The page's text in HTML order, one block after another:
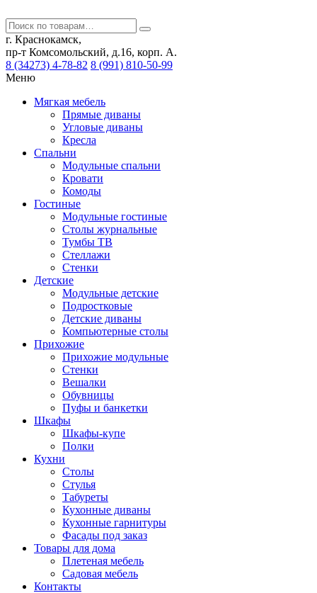
г. Краснокамск,
пр-т Комсомольский, д.16, корп. А.
8 (34273) 4-78-82 8 (991) 810-50-99
Меню
Мягкая мебель
Прямые диваны
Угловые диваны
Кресла
Спальни
Модульные спальни
Кровати
Комоды
Гостиные
Модульные гостиные
Столы журнальные
Тумбы ТВ
Стеллажи
Стенки
Детские
Модульные детские
Подростковые
Детские диваны
Компьютерные столы
Прихожие
Прихожие модульные
Стенки
Вешалки
Обувницы
Пуфы и банкетки
Шкафы
Шкафы-купе
Полки
Кухни
Столы
Стулья
Табуреты
Кухонные диваны
Кухонные гарнитуры
Фасады под заказ
Товары для дома
Плетеная мебель
Садовая мебель
Контакты